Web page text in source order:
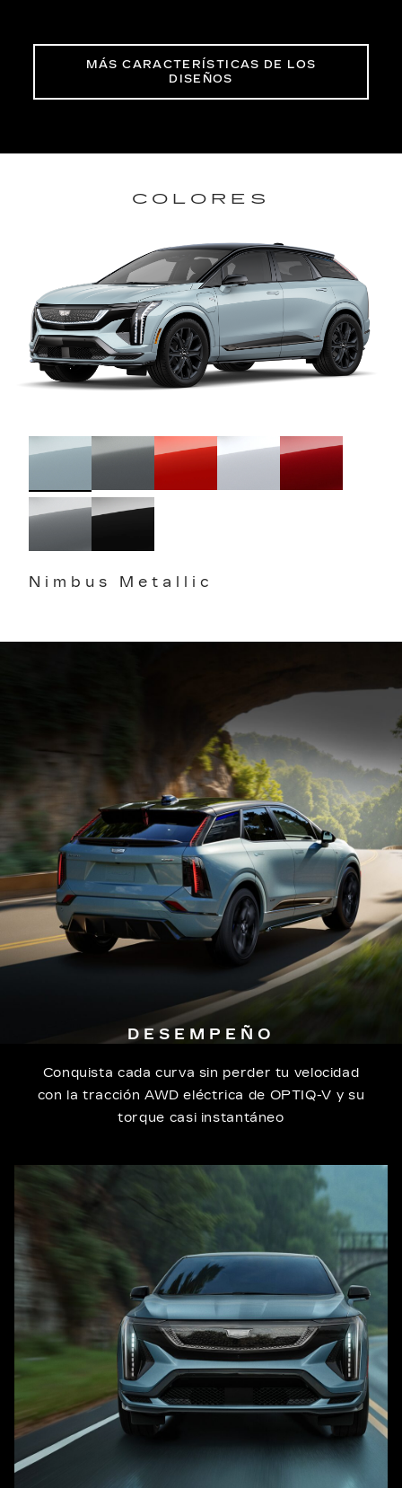
MÁS CARACTERÍSTICAS DE LOS
DISEÑOS
COLORES
Nimbus Metallic
DESEMPEÑO
Conquista cada curva sin perder tu velocidad
con la tracción AWD eléctrica de OPTIQ-V y su
torque casi instantáneo